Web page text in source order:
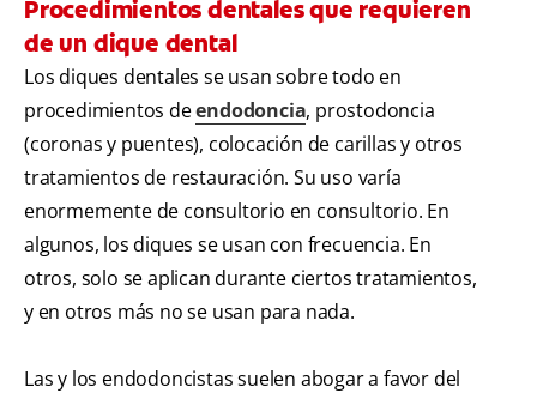
Procedimientos dentales que requieren
de un dique dental
Los diques dentales se usan sobre todo en
procedimientos deendodoncia, prostodoncia
(coronas y puentes), colocación de carillas y otros
tratamientos de restauración. Su uso varía
enormemente de consultorio en consultorio. En
algunos, los diques se usan con frecuencia. En
otros, solo se aplican durante ciertos tratamientos,
y en otros más no se usan para nada.
Las y los endodoncistas suelen abogar a favor del